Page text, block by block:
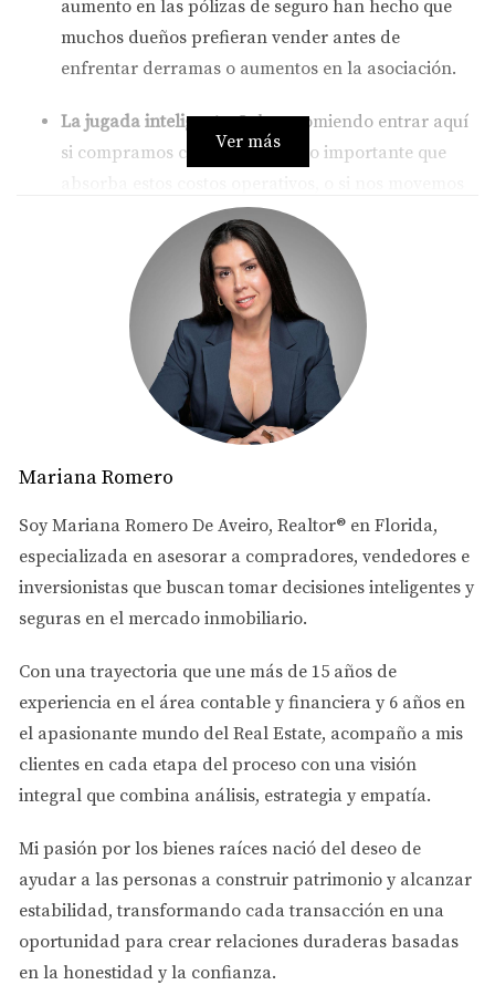
aumento en las pólizas de seguro han hecho que
muchos dueños prefieran vender antes de
enfrentar derramas o aumentos en la asociación.
La jugada inteligente:Solo recomiendo entrar aquí
si compramos con un descuento importante que
directamente a proyectos depreconstrucción
donde los desarrolladores ya absorbieron las
nuevas regulaciones desde el plano y congelas un
precio de entrada.
2. Townhouses y Casas Unifamiliares: El refugio
seguro (Mercado Intermedio)
Por otro lado, si buscas una casa (Single Family Home
, las reglas del juego cambian por
completo. Aquí estamos en un
tierra en Miami-Dade es limitada; no se puede construir
más hacia el océano ni hacia los Everglades.
La razón:Las familias locales e internacionales
depender de las decisiones de una junta de
condominio masiva.
La jugada inteligente:Este tipo de propiedad es el
rey indiscutible de lavalorización a largo plazo
renta sea más ajustado debido a los seguros, el
valor del terreno se defiende con garras y dientes
contra la inflación, protegiendo tu patrimonio de
forma impecable.
Ver más
Mariana Romero
Soy Mariana Romero De Aveiro, Realtor® en Florida,
especializada en asesorar a compradores, vendedores e
inversionistas que buscan tomar decisiones inteligentes y
seguras en el mercado inmobiliario.
Con una trayectoria que une más de 15 años de
experiencia en el área contable y financiera y 6 años en
el apasionante mundo del Real Estate, acompaño a mis
clientes en cada etapa del proceso con una visión
integral que combina análisis, estrategia y empatía.
Mi pasión por los bienes raíces nació del deseo de
ayudar a las personas a construir patrimonio y alcanzar
estabilidad, transformando cada transacción en una
oportunidad para crear relaciones duraderas basadas
en la honestidad y la confianza.